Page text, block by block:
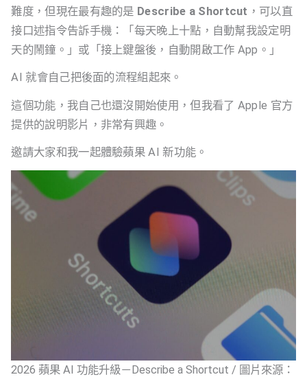
難度，但現在最有趣的是 Describe a Shortcut ，可以直
接口述指令告訴手機：「每天晚上十點，自動幫我設定明
天的鬧鐘。」或「接上鍵盤後，自動開啟工作 App。」
AI 就會自己把後面的流程組起來。
這個功能，我自己也還沒開始使用，但我看了 Apple 官方
提供的說明影片，非常有興趣。
邀請大家和我一起體驗蘋果 AI 新功能。
2026 蘋果 AI 功能升級－Describe a Shortcut / 圖片來源：